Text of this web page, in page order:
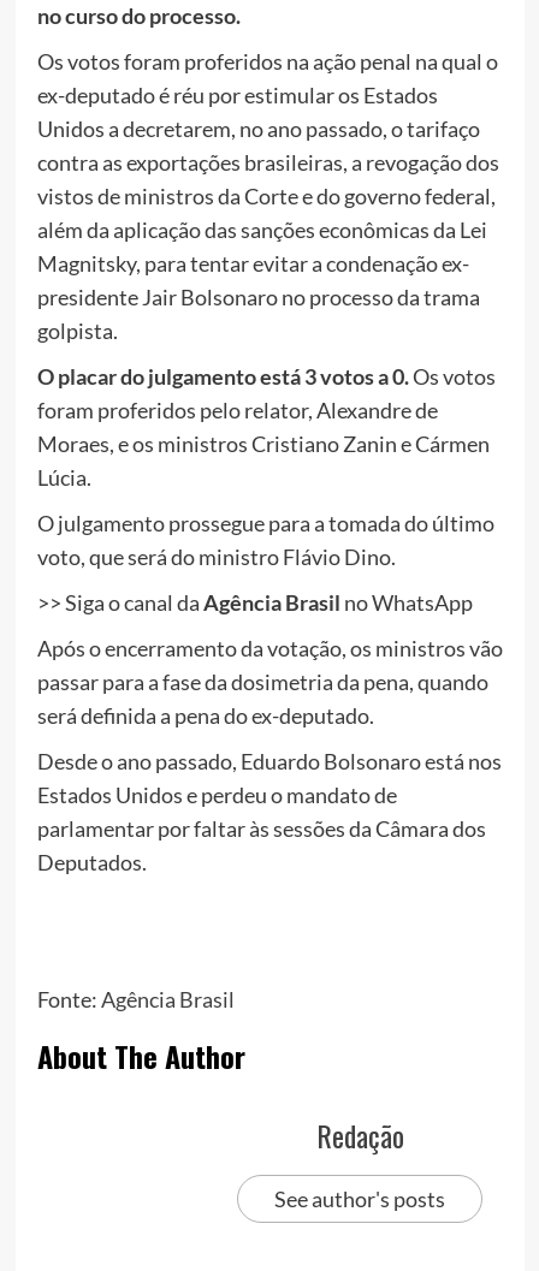
no curso do processo.
Os votos foram proferidos na ação penal na qual o
ex-deputado é réu por estimular os Estados
Unidos a decretarem, no ano passado, o tarifaço
contra as exportações brasileiras, a revogação dos
vistos de ministros da Corte e do governo federal,
além da aplicação das sanções econômicas da Lei
Magnitsky, para tentar evitar a condenação ex-
presidente Jair Bolsonaro no processo da trama
golpista.
O placar do julgamento está 3 votos a 0.Os votos
foram proferidos pelo relator, Alexandre de
Moraes, e os ministros Cristiano Zanin e Cármen
Lúcia.
O julgamento prossegue para a tomada do último
voto, que será do ministro Flávio Dino.
>> Siga o canal daAgência Brasil no WhatsApp
Após o encerramento da votação, os ministros vão
passar para a fase da dosimetria da pena, quando
será definida a pena do ex-deputado.
Desde o ano passado, Eduardo Bolsonaro está nos
Estados Unidos e perdeu o mandato de
parlamentar por faltar às sessões da Câmara dos
Deputados.
Fonte:Agência Brasil
About The Author
Redação
See author's posts